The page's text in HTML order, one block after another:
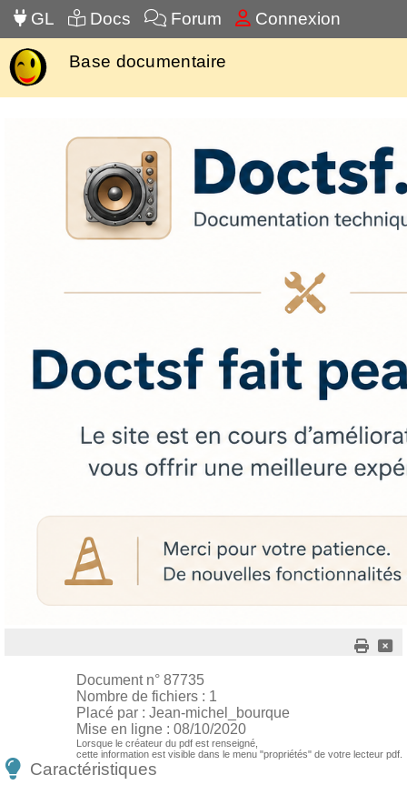
GL Docs Forum Connexion
Base documentaire
Document n° 87735
Nombre de fichiers : 1
Placé par : Jean-michel_bourque
Mise en ligne : 08/10/2020
Lorsque le créateur du pdf est renseigné,
cette information est visible dans le menu "propriétés" de votre lecteur pdf.
Caractéristiques